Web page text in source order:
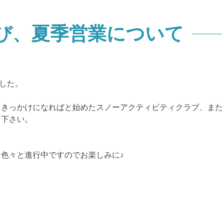
、夏季営業について
た。
っかけになればと始めたスノーアクティビティクラブ、ま
さい。
々と進行中ですのでお楽しみに♪